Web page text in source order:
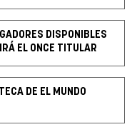
DISPONIBLES
EL ONCE TITULAR
DE EL MUNDO